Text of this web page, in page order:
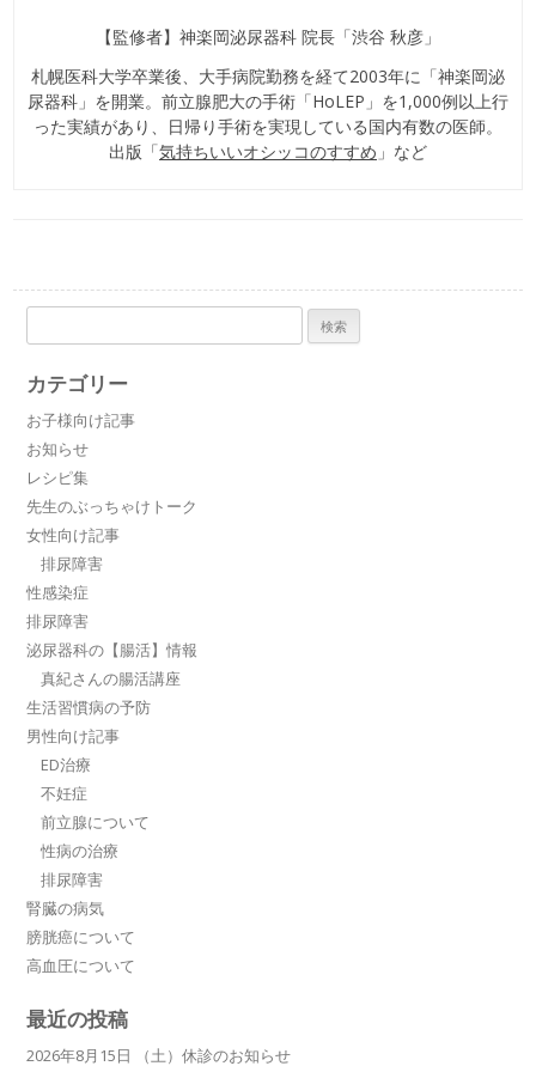
【監修者】神楽岡泌尿器科 院長「渋谷 秋彦」
札幌医科大学卒業後、大手病院勤務を経て2003年に「神楽岡泌
尿器科」を開業。前立腺肥大の手術「HoLEP」を1,000例以上行
った実績があり、日帰り手術を実現している国内有数の医師。
出版「気持ちいいオシッコのすすめ 」など
索:
カテゴリー
お子様向け記事
お知らせ
レシピ集
先生のぶっちゃけトーク
女性向け記事
排尿障害
性感染症
排尿障害
泌尿器科の【腸活】情報
真紀さんの腸活講座
生活習慣病の予防
男性向け記事
ED治療
不妊症
前立腺について
性病の治療
排尿障害
腎臓の病気
膀胱癌について
高血圧について
最近の投稿
2026年8月15日 （土）休診のお知らせ